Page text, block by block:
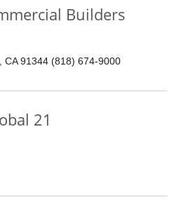
Builders
CA 91344 (818) 674-9000
21